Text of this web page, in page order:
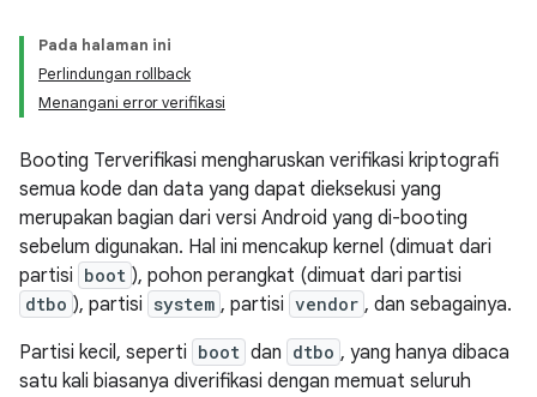
Pada halaman ini
Perlindungan rollback
Menangani error verifikasi
Booting Terverifikasi mengharuskan verifikasi kriptografi
semua kode dan data yang dapat dieksekusi yang
merupakan bagian dari versi Android yang di-booting
sebelum digunakan. Hal ini mencakup kernel (dimuat dari
partisi boot ), pohon perangkat (dimuat dari partisi
dtbo ), partisi system , partisi vendor , dan sebagainya.
Partisi kecil, seperti boot dan dtbo , yang hanya dibaca
satu kali biasanya diverifikasi dengan memuat seluruh